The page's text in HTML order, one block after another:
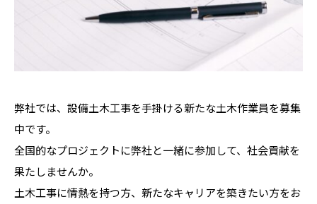
弊社では、設備土木工事を手掛ける新たな土木作業員を募集
中です。
全国的なプロジェクトに弊社と一緒に参加して、社会貢献を
果たしませんか。
土木工事に情熱を持つ方、新たなキャリアを築きたい方をお